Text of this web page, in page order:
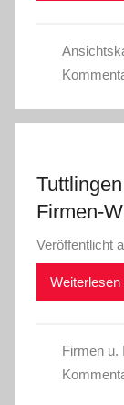
Firmen-
Veröffentlicht
Weiterlesen
Firmen u.